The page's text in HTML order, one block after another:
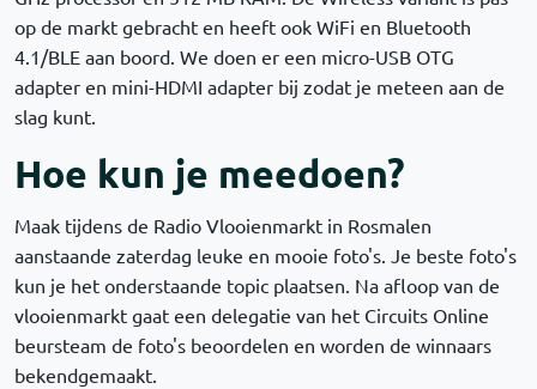
op de markt gebracht en heeft ook WiFi en Bluetooth
4.1/BLE aan boord. We doen er een micro-USB OTG
adapter en mini-HDMI adapter bij zodat je meteen aan de
slag kunt.
Hoe kun je meedoen?
Maak tijdens de Radio Vlooienmarkt in Rosmalen
aanstaande zaterdag leuke en mooie foto's. Je beste foto's
kun je het onderstaande topic plaatsen. Na afloop van de
vlooienmarkt gaat een delegatie van het Circuits Online
beursteam de foto's beoordelen en worden de winnaars
bekendgemaakt.